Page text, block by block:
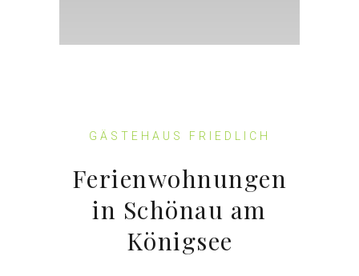
GÄSTEHAUS FRIEDLICH
Ferienwohnungen
in Schönau am
Königsee